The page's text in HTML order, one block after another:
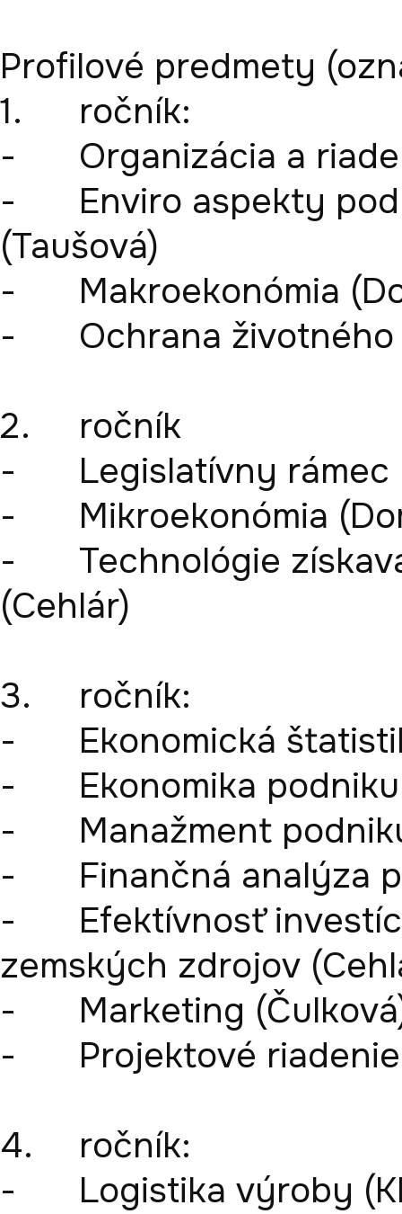
Profilové predmety
1.	ročník:
-	Organizácia a riadenie výroby (Čulková)
-	Enviro aspekty podnikania so zemskými zdrojmi
(Taušová)
-	Makroekonómia (Domaracká)
-	Ochrana životného prostredia (Cehlár)
2.	ročník
-	Legislatívny rámec podnikania (Taušová)
-	Mikroekonómia (Domaracká)
-	Technológie získavania zemských zdrojov
(Cehlár)
3.	ročník:
-	Ekonomická štatistika (Taušová)
-	Ekonomika podniku (Domaracká)
-	Manažment podniku (Khouri)
-	Finančná analýza podniku (Čulková)
-	Efektívnosť investícií v procese oceňovania
zemských zdrojov
-	Marketing (Čulková)
-	Projektové riadenie (Khouri)
4.	ročník:
-	Logistika výroby (Khouri)